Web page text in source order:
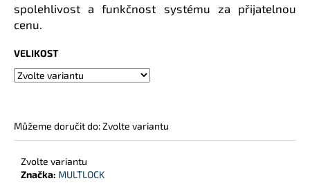
spolehlivost a funkčnost systému za přijatelnou
cenu.
VELIKOST
Můžeme doručit do:Zvolte variantu
Zvolte variantu
Značka: MULTLOCK
D
p
o
r
u
j
e
m